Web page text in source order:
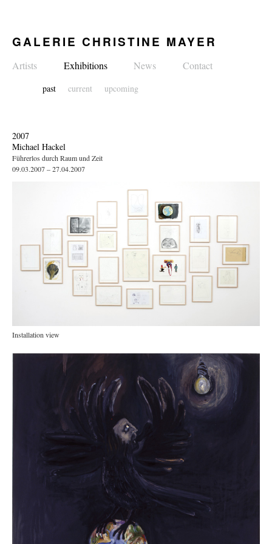
GALERIE CHRISTINE MAYER
Artists Exhibitions
past current upcoming
News Contact
2007
Michael Hackel
Führerlos durch Raum und Zeit
09.03.2007 – 27.04.2007
Installation view